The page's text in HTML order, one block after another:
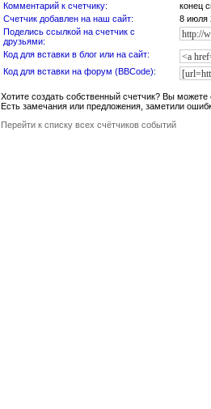
Комментарий к счетчику:
конец
Счетчик добавлен на наш сайт:
8 июля
Поделись ссылкой на счетчик с
друзьями:
Код для вставки в блог или на сайт:
Код для вставки на форум (BBCode):
Хотите создать собственный счетчик? Вы
Есть замечания или предложения, заметили
Перейти к списку всех счётчиков событий